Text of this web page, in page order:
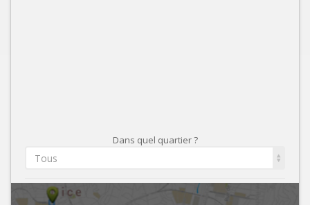
Dans quel quartier ?
Tous